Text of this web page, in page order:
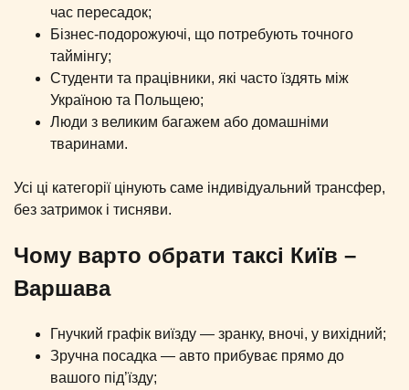
час пересадок;
Бізнес-подорожуючі, що потребують точного
таймінгу;
Студенти та працівники, які часто їздять між
Україною та Польщею;
Люди з великим багажем або домашніми
тваринами.
Усі ці категорії цінують саме індивідуальний трансфер,
без затримок і тисняви.
Чому варто обрати таксі Київ –
Варшава
Гнучкий графік виїзду — зранку, вночі, у вихідний;
Зручна посадка — авто прибуває прямо до
вашого під’їзду;